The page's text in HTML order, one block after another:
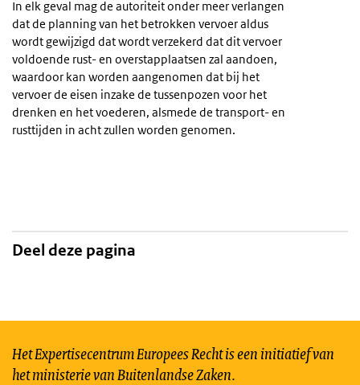
In elk geval mag de autoriteit onder meer verlangen
dat de planning van het betrokken vervoer aldus
wordt gewijzigd dat wordt verzekerd dat dit vervoer
voldoende rust- en overstapplaatsen zal aandoen,
waardoor kan worden aangenomen dat bij het
vervoer de eisen inzake de tussenpozen voor het
drenken en het voederen, alsmede de transport- en
rusttijden in acht zullen worden genomen.
Deel deze pagina
Het Expertisecentrum Europees Recht is een initiatief van
het ministerie van Buitenlandse Zaken.